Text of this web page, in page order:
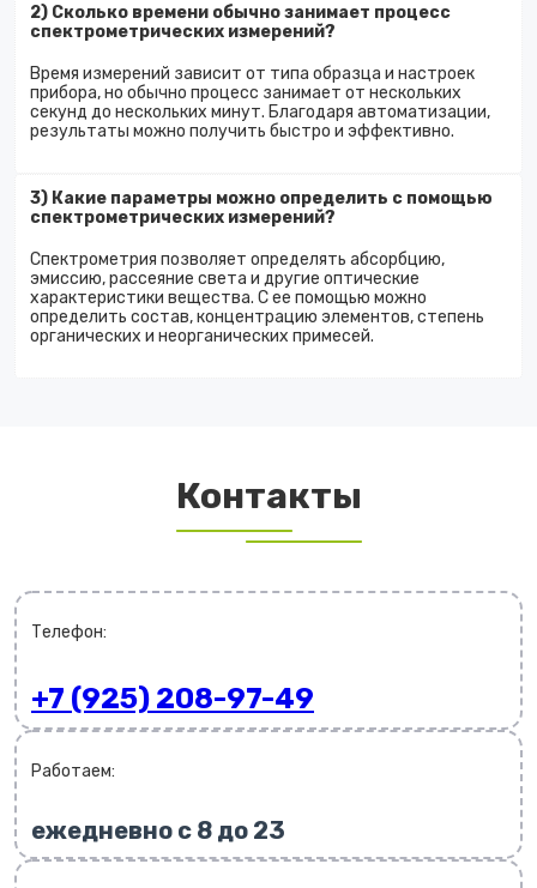
2) Сколько времени обычно занимает процесс
спектрометрических измерений?
Время измерений зависит от типа образца и настроек
прибора, но обычно процесс занимает от нескольких
секунд до нескольких минут. Благодаря автоматизации,
результаты можно получить быстро и эффективно.
3) Какие параметры можно определить с помощью
спектрометрических измерений?
Спектрометрия позволяет определять абсорбцию,
эмиссию, рассеяние света и другие оптические
характеристики вещества. С ее помощью можно
определить состав, концентрацию элементов, степень
органических и неорганических примесей.
Контакты
Телефон:
+7 (925) 208-97-49
Работаем:
ежедневно с 8 до 23